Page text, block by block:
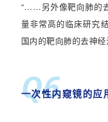
“……另外像靶向肺的
量非常高的临床研究
国内的靶向肺的去神
Q6
一次性内窥镜的应